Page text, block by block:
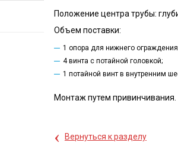
Положение центра трубы:
Объем поставки:
1 опора для нижнего
4 винта с потайной головкой;
1 потайной винт в внутренним
Монтаж путем привинчивания.
‹ Вернуться к разделу